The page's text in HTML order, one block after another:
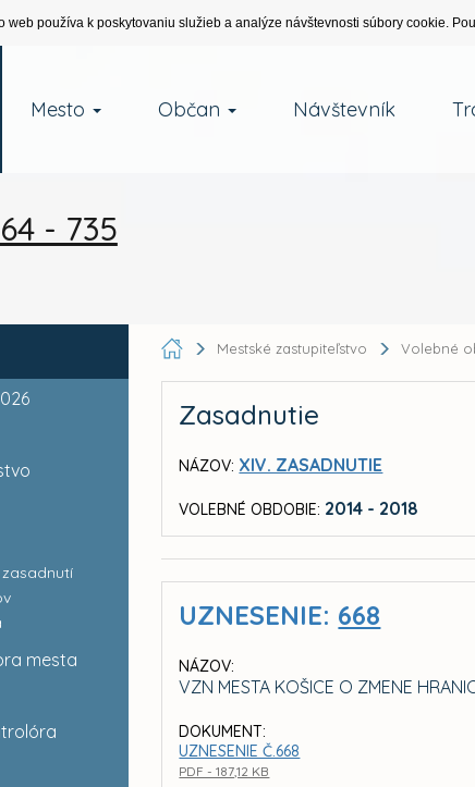
web používa k poskytovaniu služieb a analýze návštevnosti súbory cookie.
Mesto Občan Návštevník
- 735
mesta
Mestské zastupiteľstvo Volebné
Zasadnutie
NÁZOV: XIV. ZASADNUTIE
VOLEBNÉ OBDOBIE: 2014 - 2018
UZNESENIE: 668
NÁZOV:
VZN MESTA KOŠICE O ZMENE
DOKUMENT:
UZNESENIE Č.668
PDF - 187,12 KB